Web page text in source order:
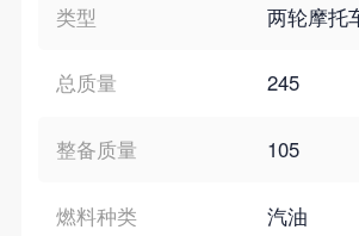
类型 两轮摩托
总质量 245
整备质量 105
燃料种类 汽油